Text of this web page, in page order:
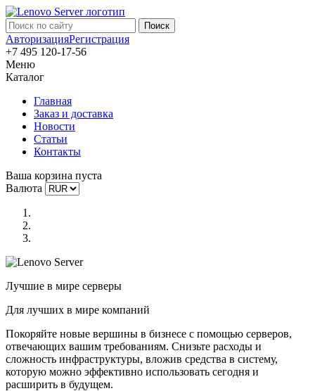
АвторизацияРегистрация
+7 495 120-17-56
Меню
Каталог
Главная
Заказ и доставка
Новости
Статьи
Контакты
Ваша корзина пуста
Валюта
Лучшие в мире серверы
Для лучших в мире компаний
Покоряйте новые вершины в бизнесе с помощью серверов,
отвечающих вашим требованиям. Снизьте расходы и
сложность инфраструктуры, вложив средства в систему,
которую можно эффективно использовать сегодня и
расширить в будущем.